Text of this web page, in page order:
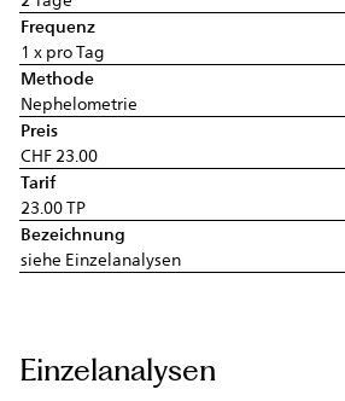
Frequenz
1 x pro Tag
Methode
Nephelometrie
Preis
CHF 23.00
Tarif
23.00 TP
Bezeichnung
siehe Einzelanalysen
Einzelanalysen